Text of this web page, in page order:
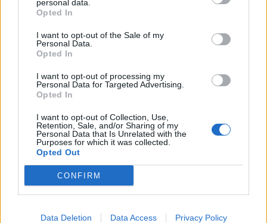
personal data.
Opted In
I want to opt-out of the Sale of my
Personal Data.
Opted In
I want to opt-out of processing my
Personal Data for Targeted Advertising.
Opted In
I want to opt-out of Collection, Use,
Retention, Sale, and/or Sharing of my
Personal Data that Is Unrelated with the
Purposes for which it was collected.
Opted Out
CONFIRM
Data Deletion Data Access Privacy Policy
Aratókalákával idézték fel a múltat
Csíkszentkirályon